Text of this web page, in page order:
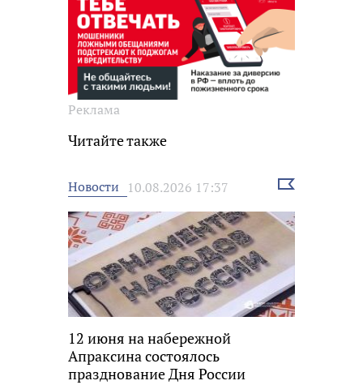
Реклама
Читайте также
Новости 10.08.2026 17:37
Выбрать
12 июня на набережной
Апраксина состоялось
празднование Дня России